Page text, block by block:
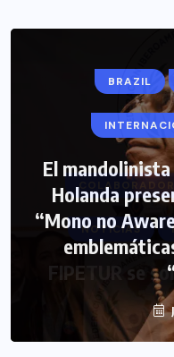
BRAZIL
El
Holanda
“Mono no
NOTICIAS
FIPETUR se